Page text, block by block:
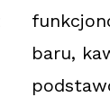
baru,